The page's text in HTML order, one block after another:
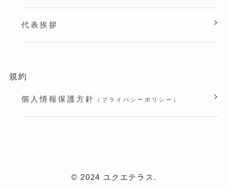
代表挨拶
規約
個人情報保護方針 （プライバシーポリシー）
© 2024 ユクエテラス.